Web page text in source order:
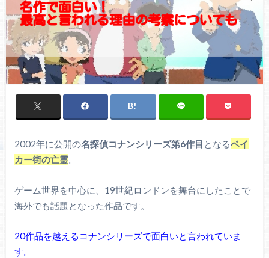
2002年に公開の名探偵コナンシリーズ第6作目 となるベイ
カー街の亡霊。
ゲーム世界を中心に、19世紀ロンドンを舞台にしたことで
海外でも話題となった作品です。
20作品を越えるコナンシリーズで面白いと言われていま
す。